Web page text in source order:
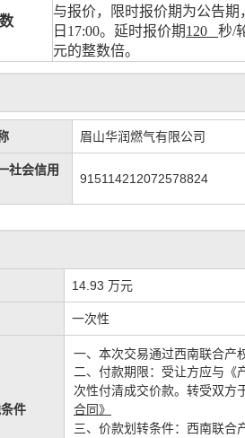
与报价，限时报价期为公告
日 17:00。延时报价期120 秒/
元的整数倍。
眉山华润燃气有限公司
社会信用
915114212072578824
14.93 万元
一次性
件
一、本次交易通过西南联合产
二、付款期限：受让方应与《
次性付清成交价款。转受双方
合同》
三、 价款划转条件：西南联合